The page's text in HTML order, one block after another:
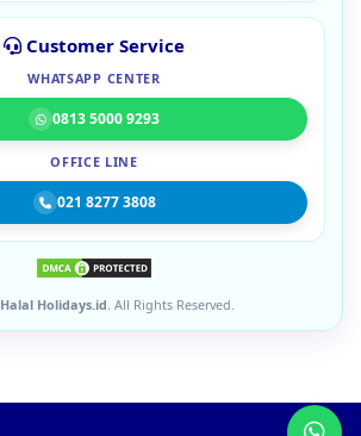
Customer Service
WHATSAPP CENTER
0813 5000 9293
OFFICE LINE
021 8277 3808
Halal Holidays.id . All Rights Reserved.